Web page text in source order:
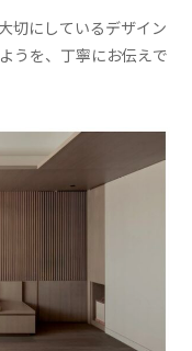
切にしているデザイン
うを、丁寧にお伝えで